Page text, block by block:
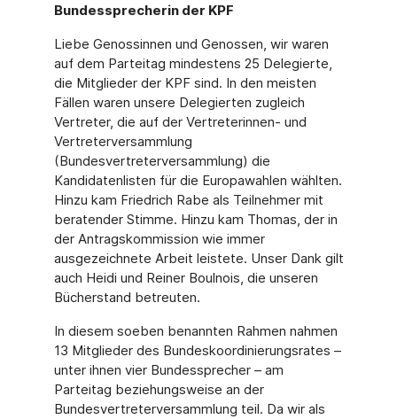
Bundessprecherin der KPF
Liebe Genossinnen und Genossen, wir waren
auf dem Parteitag mindestens 25 Delegierte,
die Mitglieder der KPF sind. In den meisten
Fällen waren unsere Delegierten zugleich
Vertreter, die auf der Vertreterinnen- und
Vertreterversammlung
(Bundesvertreterversammlung) die
Kandidatenlisten für die Europawahlen wählten.
Hinzu kam Friedrich Rabe als Teilnehmer mit
beratender Stimme. Hinzu kam Thomas, der in
der Antragskommission wie immer
ausgezeichnete Arbeit leistete. Unser Dank gilt
auch Heidi und Reiner Boulnois, die unseren
Bücherstand betreuten.
In diesem soeben benannten Rahmen nahmen
13 Mitglieder des Bundeskoordinierungsrates –
unter ihnen vier Bundessprecher – am
Parteitag beziehungsweise an der
Bundesvertreterversammlung teil. Da wir als